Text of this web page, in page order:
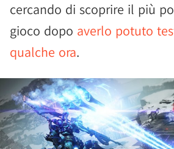
cercando di scoprire il più
gioco dopo averlo potuto
qualche ora.